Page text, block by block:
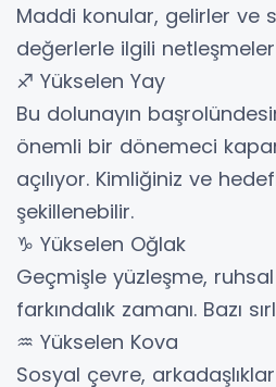
Maddi konular, gelirler ve
değerlerle ilgili
♐ Yükselen Yay
Bu dolunayın
önemli bir dönemeci
açılıyor. Kimliğiniz ve
şekillenebilir.
♑ Yükselen Oğlak
Geçmişle yüzleşme,
farkındalık zamanı. Bazı
♒ Yükselen Kova
Sosyal çevre,